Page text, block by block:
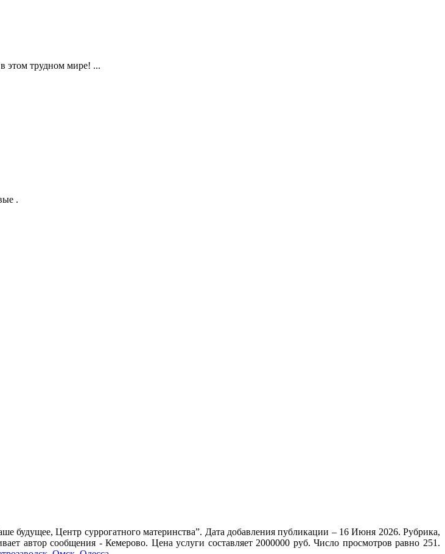
этом трудном мире! ...
.
будущее, Центр суррогатного материнства”. Дата добавления публикации – 16 Июня 2026. Рубрика,
автор сообщения - Кемерово. Цена услуги составляет 2000000 руб. Число просмотров равно 251.